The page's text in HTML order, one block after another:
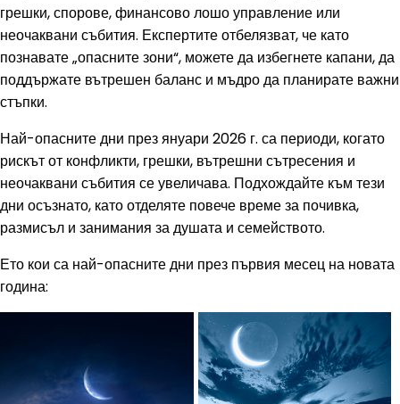
грешки, спорове, финансово лошо управление или
неочаквани събития. Експертите отбелязват, че като
познавате „опасните зони“, можете да избегнете капани, да
поддържате вътрешен баланс и мъдро да планирате важни
стъпки.
Най-опасните дни през януари 2026 г. са периоди, когато
рискът от конфликти, грешки, вътрешни сътресения и
неочаквани събития се увеличава. Подхождайте към тези
дни осъзнато, като отделяте повече време за почивка,
размисъл и занимания за душата и семейството.
Ето кои са най-опасните дни през първия месец на новата
година: